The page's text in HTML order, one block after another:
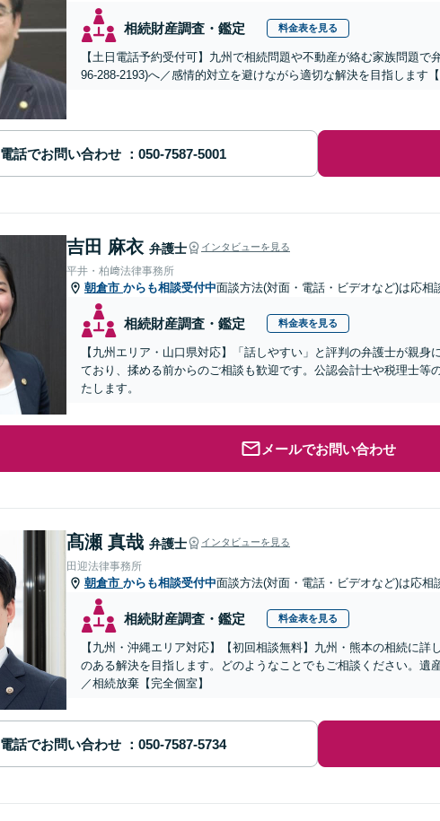
相続財産調査・鑑定 料金表を見る
【土日電話予約受付可】九州で相続問題や不動産が絡む家族問題
96-288-2193)へ／感情的対立を避けながら適切な解決を目指します
電話でお問い合わせ
吉田 麻衣 弁護士 インタビューを見る
平井・柏﨑法律事務所
朝倉市 からも相談受付中面談方法(対面・電話・ビデオなど)は応相
相続財産調査・鑑定 料金表を見る
【九州エリア・山口県対応】「話しやすい」と評判の弁護士が親
ており、揉める前からのご相談も歓迎です。公認会計士や税理士等
たします。
メールでお問い合わせ
髙瀬 真哉 弁護士 インタビューを見る
田迎法律事務所
朝倉市 からも相談受付中面談方法(対面・電話・ビデオなど)は応相
相続財産調査・鑑定 料金表を見る
【九州・沖縄エリア対応】【初回相談無料】九州・熊本の相続に
のある解決を目指します。どのようなことでもご相談ください。遺
／相続放棄【完全個室】
電話でお問い合わせ